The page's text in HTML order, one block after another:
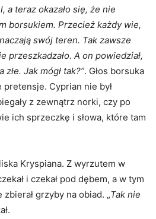
a teraz okazało się, że nie
borsukiem. Przecież każdy wie,
swój teren. Tak zawsze
przeszkadzało. A on powiedział,
Jak mógł tak?”. Głos borsuka
pretensje. Cyprian nie był
z zewnątrz norki, czy po
ich sprzeczkę i słowa, które tam
Kryspiana. Z wyrzutem w
i czekał pod dębem, a w tym
grzyby na obiad. „Tak nie